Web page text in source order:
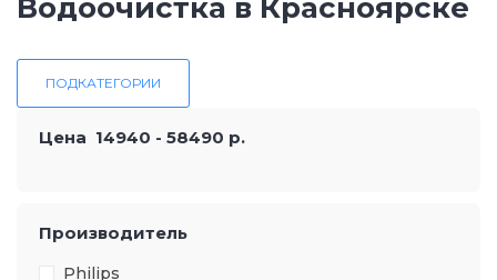
Водоочистка в Красноярске
ПОДКАТЕГОРИИ
Цена 14940 - 58490 р.
Производитель
Philips